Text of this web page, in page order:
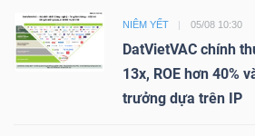
NIÊM YẾT 05/08 10:30
DatVietVAC chính
13x, ROE hơn 40%
trưởng dựa trên IP